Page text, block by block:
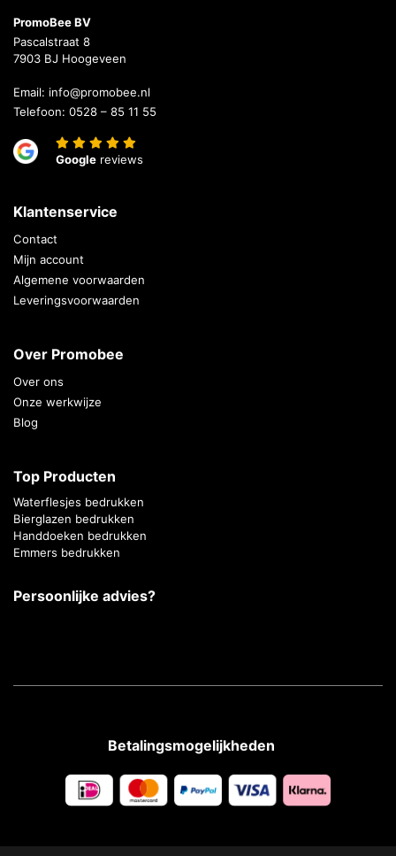
PromoBee BV
Pascalstraat 8
7903 BJ Hoogeveen
Email: info@promobee.nl
Telefoon: 0528 – 85 11 55
Google reviews
Klantenservice
Contact
Mijn account
Algemene voorwaarden
Leveringsvoorwaarden
Over Promobee
Over ons
Onze werkwijze
Blog
Top Producten
Waterflesjes bedrukken
Bierglazen bedrukken
Handdoeken bedrukken
Emmers bedrukken
Persoonlijke advies?
Betalingsmogelijkheden